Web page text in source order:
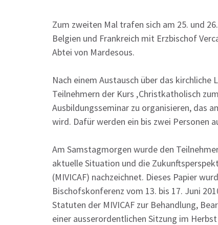
Zum zweiten Mal trafen sich am 25. und
Belgien und Frankreich mit Erzbischof
Abtei von Mardesous.
Nach einem Austausch über das kirchliche
Teilnehmern der Kurs ‚Christkatholisch
Ausbildungsseminar zu organisieren, das
wird. Dafür werden ein bis zwei Personen
Am Samstagmorgen wurde den
aktuelle Situation und die
(MIVICAF) nachzeichnet. Dieses Papier
Bischofskonferenz vom 13. bis 17. Juni
Statuten der MIVICAF zur Behandlung,
einer ausserordentlichen Sitzung im